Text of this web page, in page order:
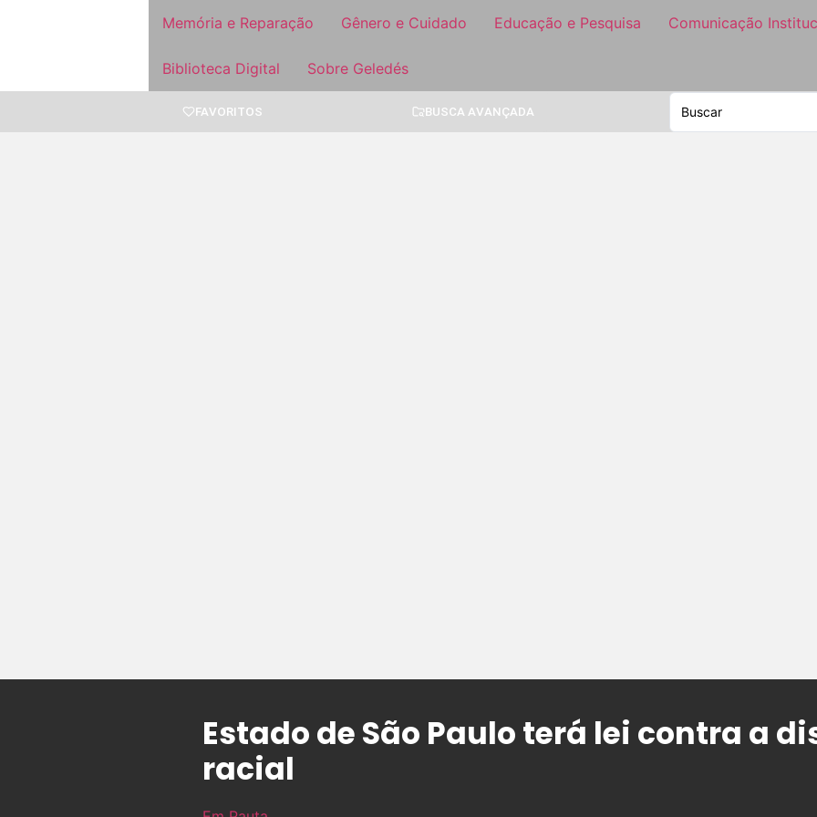
Memória e Reparação Gênero e Cuidado Educação e Pesquisa Comunicação
Biblioteca Digital Sobre Geledés
FAVORITOS BUSCA AVANÇADA
Estado de São Paulo terá lei contra a
racial